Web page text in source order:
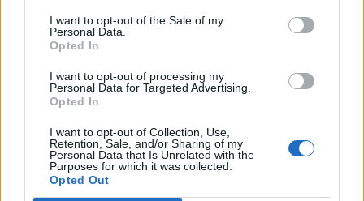
I want to opt-out of the Sale of my
Personal Data.
Opted In
I want to opt-out of processing my
Personal Data for Targeted Advertising.
Opted In
I want to opt-out of Collection, Use,
Retention, Sale, and/or Sharing of my
Personal Data that Is Unrelated with the
Purposes for which it was collected.
Opted Out